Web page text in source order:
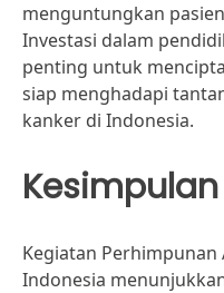
menguntungkan
Investasi dalam
penting untuk
siap menghadapi
kanker di Indonesia.
Kesimpulan
Kegiatan Perhimpunan
Indonesia